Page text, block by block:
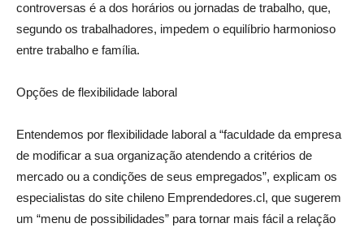
controversas é a dos horários ou jornadas de trabalho, que,
segundo os trabalhadores, impedem o equilíbrio harmonioso
entre trabalho e família.
Opções de flexibilidade laboral
Entendemos por flexibilidade laboral a “faculdade da empresa
de modificar a sua organização atendendo a critérios de
mercado ou a condições de seus empregados”, explicam os
especialistas do site chileno Emprendedores.cl, que sugerem
um “menu de possibilidades” para tornar mais fácil a relação